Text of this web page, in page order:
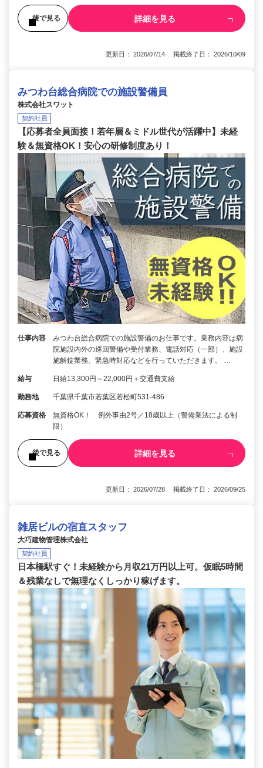
後で見る 詳細を見る
更新日： 2026/07/14 掲載終了日： 2026/10/09
みつわ台総合病院での施設警備員
株式会社スワット
契約社員
【応募者全員面接！若年層＆ミドル世代が活躍中】未経
験＆無資格OK！安心の研修制度あり！
仕事内容
みつわ台総合病院での施設警備のお仕事です。業務内容は病
院施設内外の巡回警備や受付業務、電話対応（一部）、施設
施解錠業務、緊急時対応などを行っていただきます。 …
給与 日給13,300円～22,000円＋交通費支給
勤務地 千葉県千葉市若葉区若松町531-486
応募資格
無資格OK！ 例外事由2号／18歳以上（警備業法による制
限）
後で見る 詳細を見る
更新日： 2026/07/28 掲載終了日： 2026/09/25
雑居ビルの宿直スタッフ
大巧建物管理株式会社
契約社員
日本橋駅すぐ！未経験から月収21万円以上可。仮眠5時間
＆残業なしで無理なくしっかり稼げます。